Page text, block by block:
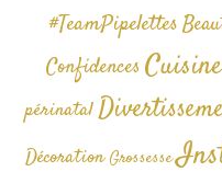
#TeamPipelettes
Confidences
périnatal
Décoration Grossesse